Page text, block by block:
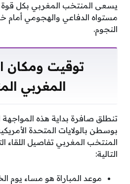
يسعى المنتخب المغربي بكل قوة
مستواه الدفاعي والهجومي
النجوم.
توقيت ومكان
المغربي
تنطلق صافرة بداية هذه
بوسطن بالولايات المتحدة
المنتخب المغربي تفاصيل اللقاء
التالية:
موعد المباراة هو مساء يوم الخميس